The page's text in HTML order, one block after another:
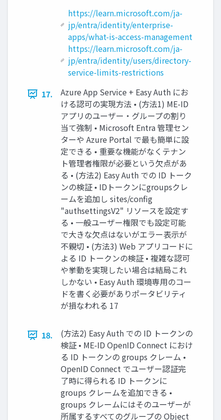
https://learn.microsoft.com/ja-
jp/entra/identity/enterprise-
apps/what-is-access-management
https://learn.microsoft.com/ja-
jp/entra/identity/users/directory-
service-limits-restrictions
17.
Azure App Service + Easy Auth にお
ける認可の実現方法 • (方法1) ME-ID
アプリのユーザー・グループの割り
当て強制 • Microsoft Entra 管理セン
ターや Azure Portal で最も簡単に設
定できる • 重要な機能がなくテナン
ト管理者権限が必要という欠点があ
る • (方法2) Easy Auth での ID トーク
ンの検証 • IDトークンにgroupsクレ
ームを追加し sites/config
"authsettingsV2" リソースを設定す
る • 一般ユーザー権限でも設定可能
で大きな欠点はないがエラー表示が
不親切 • (方法3) Web アプリコードに
よる ID トークンの検証 • 複雑な認可
や挙動を実現したい場合は結局これ
しかない • Easy Auth 環境専用のコー
ドを書く必要がありポータビリティ
が損なわれる 17
18.
(方法2) Easy Auth での ID トークンの
検証 • ME-ID OpenID Connect におけ
る ID トークンの groups クレーム •
OpenID Connect でユーザー認証完
了時に得られる ID トークンに
groups クレームを追加できる •
groups クレームにはそのユーザーが
所属するすべてのグループの Object